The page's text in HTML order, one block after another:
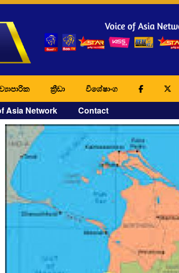
ක්‍රීඩා විශේෂාංග
Asia Network Contact